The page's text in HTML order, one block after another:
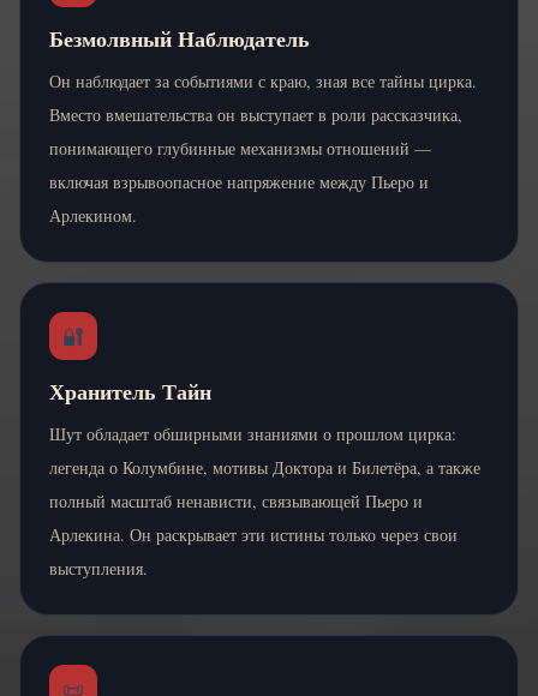
Безмолвный Наблюдатель
Он наблюдает за событиями с краю, зная все тайны цирка.
Вместо вмешательства он выступает в роли рассказчика,
понимающего глубинные механизмы отношений —
включая взрывоопасное напряжение между Пьеро и
Арлекином.
🔐
Хранитель Тайн
Шут обладает обширными знаниями о прошлом цирка:
легенда о Колумбине, мотивы Доктора и Билетёра, а также
полный масштаб ненависти, связывающей Пьеро и
Арлекина. Он раскрывает эти истины только через свои
выступления.
📜